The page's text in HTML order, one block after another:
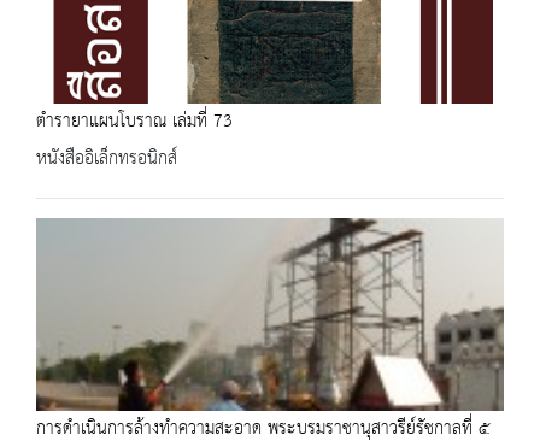
ตำรายาแผนโบราณ เล่มที่ 73
หนังสืออิเล็กทรอนิกส์
การดำเนินการล้างทำความสะอาด พระบรมราชานุสาวรีย์รัชกาลที่ ๕